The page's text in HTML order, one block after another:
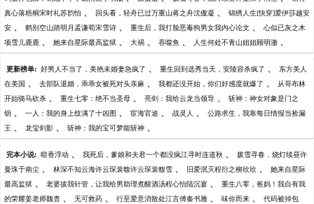
真心落梧桐宋时礼苏韵怡 、 回头看，轻舟已过万重山蒋之舟沈傲凝 、 锦绣人生[快穿]爱伊莎越安
安 、 鹤别空山踏明月孟谦荀宋雪诗 、 重生后，我打脸恶毒狗男女我内心论文 、 心似已灰之木
项雪儿鹿鹿 、 她来自星际最高监狱 、 大祸 、 吞噬鱼 、 人生何处不青山姐姐顾明澈 、
更新榜单: 好男人不当了，美艳未婚妻急疯了 、 重生回到选秀当天，安陵容杀疯了 、 东方美人
在美国 、 去部队退婚，乖乖女被死对头亲麻 、 我都还没开始，你们好感度就爆了 、 从哥布林
开始骑马砍杀 、 重生七零：绝不当圣母 、 亮剑：我给云龙当领导 、 斩神：神女对象是门之
钥 、 一人：我的身上纹满了十凶图 、 宦海官途 、 战灵人 、 公路求生，我靠每日情报当捡漏
王 、 龙玺剑影 、 斩神：我的宝可梦能斩神 、
完本小说: 暗香浮动 、 我死后，爹娘和夫君一个都没疯江寻时连道秋 、 拨雪寻春，烧灯续昼许
曼珠于南尘 、 林深不知云海许云琛裴馥许云琛裴馥雪 、 旧爱泯灭程衍之柳欣欣 、 她来自星际
最高监狱 、 老婆拔我针管，让我给男助理煮醒酒汤程心怡陆沉宴 、 重生八零，爸妈！我自有我
的荣耀姜老师魏杳 、 无可救药 、 行至爱意消散处江言傅秦书雅 、 味你而来 、 代码被掉包